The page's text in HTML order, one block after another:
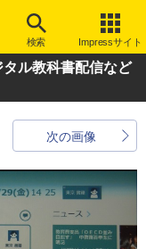
検索 Impressサイト
ル教科書配信など
次の画像